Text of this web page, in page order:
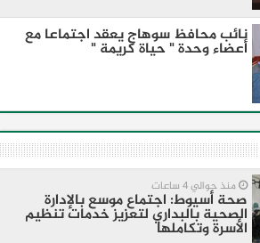
نائب محافظ سوهاج يعقد اجتماعا مع
أعضاء وحدة " حياة كريمة "
منذ حوالي 4 ساعات
صحة أسيوط: اجتماع موسع بالإدارة
الصحية بالبداري لتعزيز خدمات تنظيم
الأسرة وتكاملها